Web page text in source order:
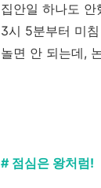
집안일 하나도 안
3시 5분부터 미
놀면 안 되는데,
# 점심은 왕처럼!